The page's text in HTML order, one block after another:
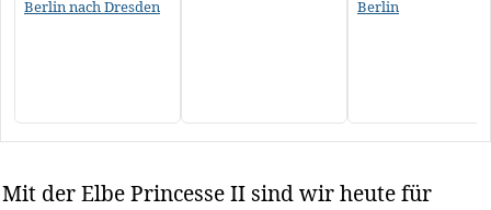
Berlin nach Dresden
Berlin
Mit der Elbe Princesse II sind wir heute für